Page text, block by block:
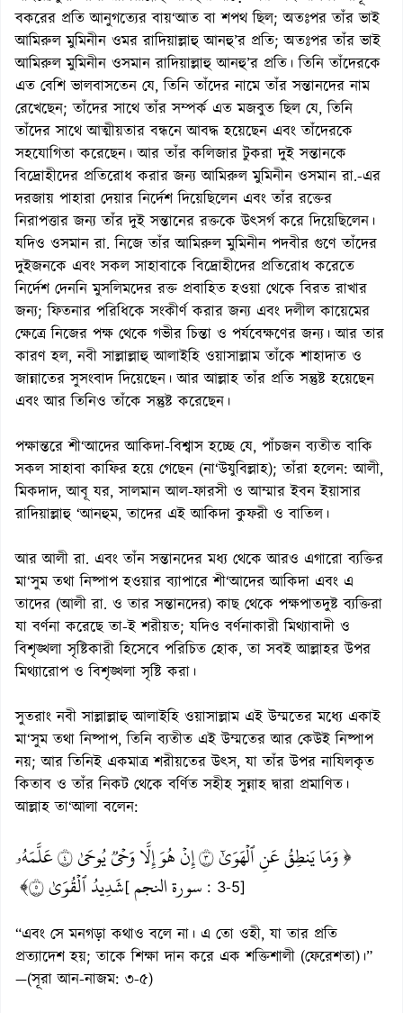
বকরের প্রতি আনুগত্যের বায়‘আত বা শপথ ছিল; অতঃপর তাঁর ভাই
আমিরুল মুমিনীন ওমর রাদিয়াল্লাহু আনহু’র প্রতি; অতঃপর তাঁর ভাই
আমিরুল মুমিনীন ওসমান রাদিয়াল্লাহু আনহু’র প্রতি। তিনি তাঁদেরকে
এত বেশি ভালবাসতেন যে, তিনি তাঁদের নামে তাঁর সন্তানদের নাম
রেখেছেন; তাঁদের সাথে তাঁর সম্পর্ক এত মজবুত ছিল যে, তিনি
তাঁদের সাথে আত্মীয়তার বন্ধনে আবদ্ধ হয়েছেন এবং তাঁদেরকে
সহযোগিতা করেছেন। আর তাঁর কলিজার টুকরা দুই সন্তানকে
বিদ্রোহীদের প্রতিরোধ করার জন্য আমিরুল মুমিনীন ওসমান রা.-এর
দরজায় পাহারা দেয়ার নির্দেশ দিয়েছিলেন এবং তাঁর রক্তের
নিরাপত্তার জন্য তাঁর দুই সন্তানের রক্তকে উৎসর্গ করে দিয়েছিলেন।
যদিও ওসমান রা. নিজে তাঁর আমিরুল মুমিনীন পদবীর গুণে তাঁদের
দুইজনকে এবং সকল সাহাবাকে বিদ্রোহীদের প্রতিরোধ করেতে
নির্দেশ দেননি মুসলিমদের রক্ত প্রবাহিত হওয়া থেকে বিরত রাখার
জন্য; ফিতনার পরিধিকে সংকীর্ণ করার জন্য এবং দলীল কায়েমের
ক্ষেত্রে নিজের পক্ষ থেকে গভীর চিন্তা ও পর্যবেক্ষণের জন্য। আর তার
কারণ হল, নবী সাল্লাল্লাহু আলাইহি ওয়াসাল্লাম তাঁকে শাহাদাত ও
জান্নাতের সুসংবাদ দিয়েছেন। আর আল্লাহ তাঁর প্রতি সন্তুষ্ট হয়েছেন
এবং আর তিনিও তাঁকে সন্তুষ্ট করেছেন।
পক্ষান্তরে শী‘আদের আকিদা-বিশ্বাস হচ্ছে যে, পাঁচজন ব্যতীত বাকি
সকল সাহাবা কাফির হয়ে গেছেন (না‘উযুবিল্লাহ); তাঁরা হলেন: আলী,
মিকদাদ, আবূ যর, সালমান আল-ফারসী ও আম্মার ইবন ইয়াসার
রাদিয়াল্লাহু ‘আনহুম, তাদের এই আকিদা কুফরী ও বাতিল।
আর আলী রা. এবং তাঁন সন্তানদের মধ্য থেকে আরও এগারো ব্যক্তির
মা‘সুম তথা নিষ্পাপ হওয়ার ব্যাপারে শী‘আদের আকিদা এবং এ
তাদের (আলী রা. ও তার সন্তানদের) কাছ থেকে পক্ষপাতদুষ্ট ব্যক্তিরা
যা বর্ণনা করেছে তা-ই শরীয়ত; যদিও বর্ণনাকারী মিথ্যাবাদী ও
বিশৃঙ্খলা সৃষ্টিকারী হিসেবে পরিচিত হোক, তা সবই আল্লাহর উপর
মিথ্যারোপ ও বিশৃঙ্খলা সৃষ্টি করা।
সুতরাং নবী সাল্লাল্লাহু আলাইহি ওয়াসাল্লাম এই উম্মতের মধ্যে একাই
মা‘সুম তথা নিষ্পাপ, তিনি ব্যতীত এই উম্মতের আর কেউই নিষ্পাপ
নয়; আর তিনিই একমাত্র শরীয়তের উৎস, যা তাঁর উপর নাযিলকৃত
কিতাব ও তাঁর নিকট থেকে বর্ণিত সহীহ সুন্নাহ দ্বারা প্রমাণিত।
আল্লাহ তা‘আলা বলেন:
﴿ وَمَا يَنطِقُ عَنِ ٱلۡهَوَىٰٓ ٣ إِنۡ هُوَ إِلَّا وَحۡيٞ يُوحَىٰ ٤ عَلَّمَهُۥ
شَدِيدُ ٱلۡقُوَىٰ ٥﴾[ سورة النجم : 3-5]
“এবং সে মনগড়া কথাও বলে না। এ তো ওহী, যা তার প্রতি
প্রত্যাদেশ হয়; তাকে শিক্ষা দান করে এক শক্তিশালী (ফেরেশতা)।”
—(সূরা আন-নাজম: ৩-৫)